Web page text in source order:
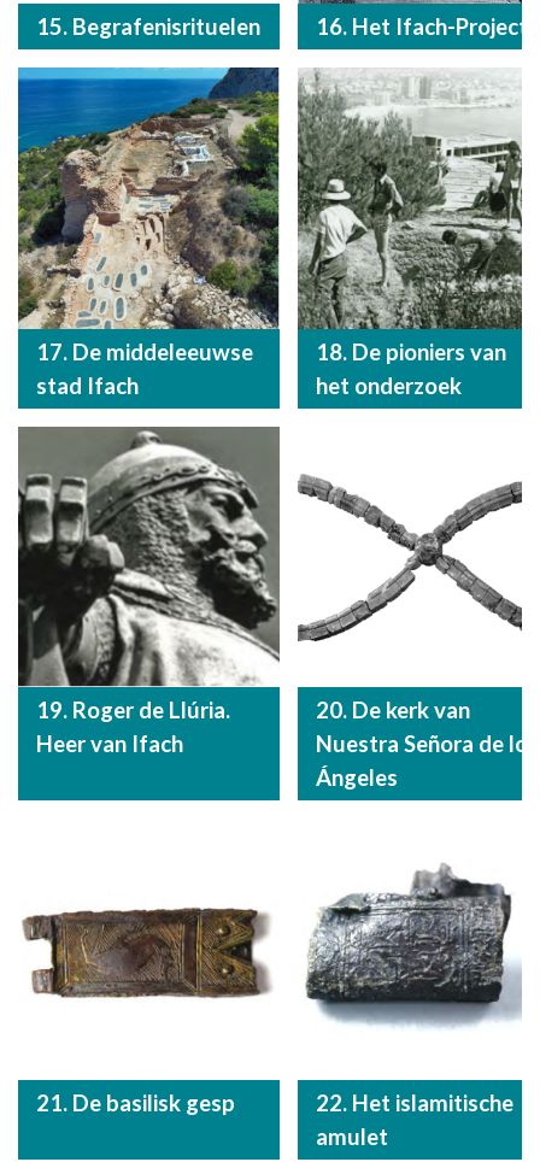
15. Begrafenisrituelen 16. Het Ifach-Project
17. De middeleeuwse
stad Ifach
18. De pioniers van
het onderzoek
19. Roger de Llúria.
Heer van Ifach
20. De kerk van
Nuestra Señora de los
Ángeles
21. De basilisk gesp
22. Het islamitische
amulet